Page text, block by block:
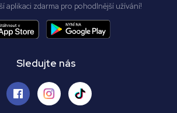
aplikaci zdarma pro pohodlnější užívání!
Sledujte nás